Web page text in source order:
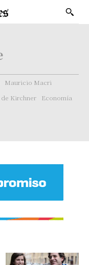
Mauricio Macri
Kirchner
Economía